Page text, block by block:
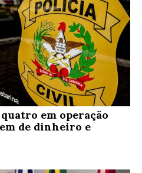
em operação
de dinheiro e